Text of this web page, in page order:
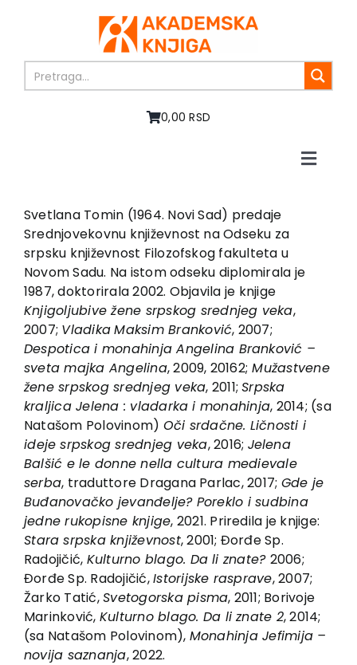
0,00 RSD
Toggle
About us
Books
In preparation
Sale
Authors
News
EU PROJECTS
Contact
Svetlana Tomin (1964. Novi Sad) predaje
Srednjovekovnu književnost na Odseku za
srpsku književnost Filozofskog fakulteta u
Novom Sadu. Na istom odseku diplomirala je
1987, doktorirala 2002. Objavila je knjige
Knjigoljubive žene srpskog srednjeg veka,
2007; VladikaMaksim Branković, 2007;
Despotica i monahinja Angelina Branković –
sveta majka Angelina, 2009, 20162; Mužastvene
žene srpskogsrednjeg veka, 2011;Srpska
kraljica Jelena : vladarka i monahinja, 2014; (sa
Natašom Polovinom) Oči srdačne. Ličnosti i
ideje srpskog srednjeg veka, 2016; Jelena
Balšić e le donne nella cultura medievale
serba, traduttore Dragana Parlac, 2017; Gde je
Buđanovačko jevanđelje? Poreklo i sudbina
jedne rukopisne knjige, 2021. Priredila je knjige:
Stara srpska književnost, 2001; Đorđe Sp.
Radojičić, Kulturno blago. Da li znate? 2006;
Đorđe Sp. Radojičić,Istorijske rasprave, 2007;
Žarko Tatić,Svetogorskapisma, 2011; Borivoje
Marinković, Kulturnoblago. Da li znate 2, 2014;
(sa Natašom Polovinom), Monahinja Jefimija –
novija saznanja, 2022.